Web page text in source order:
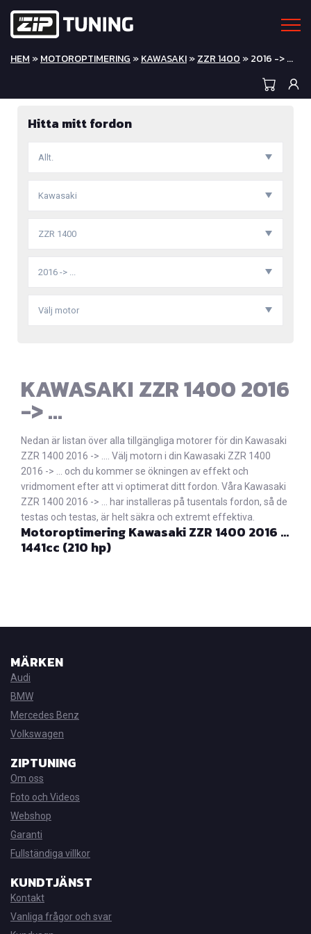
HEM »MOTOROPTIMERING »KAWASAKI»ZZR 1400 » 2016 -> ...
Hitta mitt fordon
Allt.
Kawasaki
ZZR 1400
2016 -> ...
Välj motor
KAWASAKI ZZR 1400 2016
-> ...
Nedan är listan över alla tillgängliga motorer för din Kawasaki
ZZR 1400 2016 -> .... Välj motorn i din Kawasaki ZZR 1400
2016 -> ... och du kommer se ökningen av effekt och
vridmoment efter att vi optimerat ditt fordon. Våra Kawasaki
ZZR 1400 2016 -> ... har installeras på tusentals fordon, så de
testas och testas, är helt säkra och extremt effektiva.
Motoroptimering Kawasaki ZZR 1400 2016 …
1441cc (210 hp)
MÄRKEN
Audi
BMW
Mercedes Benz
Volkswagen
ZIPTUNING
Om oss
Foto och Videos
Webshop
Garanti
Fullständiga villkor
KUNDTJÄNST
Kontakt
Vanliga frågor och svar